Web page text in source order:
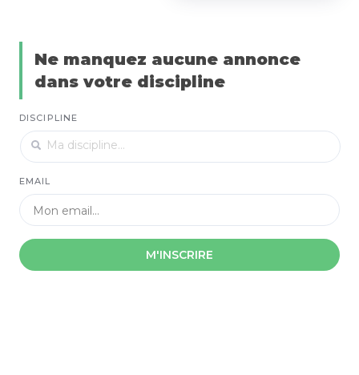
Ne manquez aucune annonce
dans votre discipline
DISCIPLINE
EMAIL
M'INSCRIRE